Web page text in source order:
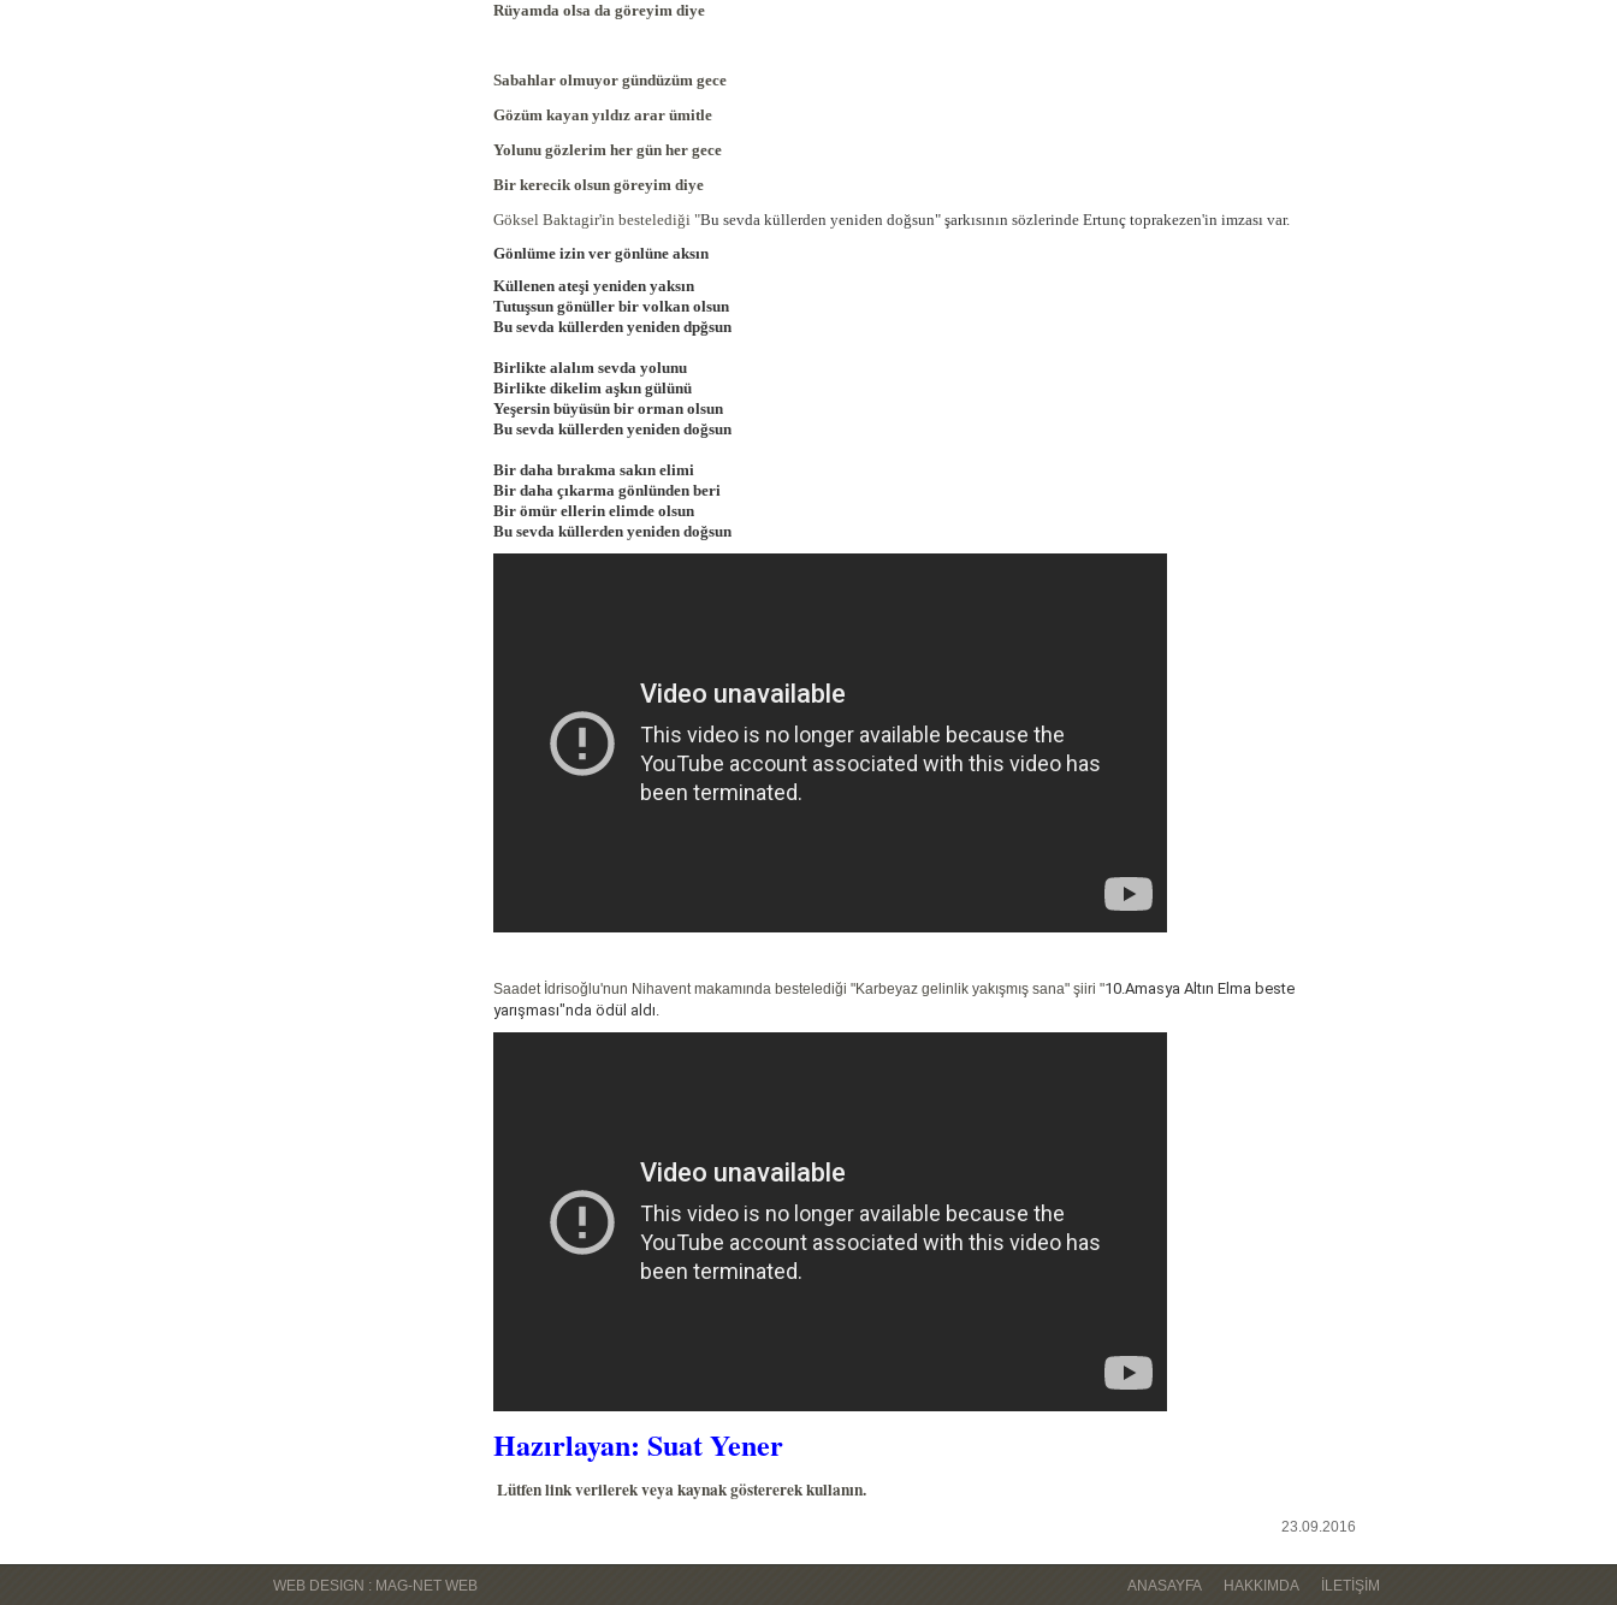
Rüyamda olsa da göreyim diye
Sabahlar olmuyor gündüzüm gece
Gözüm kayan yıldız arar ümitle
Yolunu gözlerim her gün her gece
Bir kerecik olsun göreyim diye
Göksel Baktagir'in bestelediği "Bu sevda küllerden yeniden doğsun" şarkısının sözlerinde Ertunç toprakezen'in imzası var.
Gönlüme izin ver gönlüne aksın
Küllenen ateşi yeniden yaksın
Tutuşsun gönüller bir volkan olsun
Bu sevda küllerden yeniden dpğsun
Birlikte alalım sevda yolunu
Birlikte dikelim aşkın gülünü
Yeşersin büyüsün bir orman olsun
Bu sevda küllerden yeniden doğsun
Bir daha bırakma sakın elimi
Bir daha çıkarma gönlünden beri
Bir ömür ellerin elimde olsun
Bu sevda küllerden yeniden doğsun
Saadet İdrisoğlu'nun Nihavent makamında bestelediği "Karbeyaz gelinlik yakışmış sana" şiiri "10.Amasya Altın Elma beste
yarışması"nda ödül aldı.
Hazırlayan: Suat Yener
Lütfen link verilerek veya kaynak göstererek kullanın.
23.09.2016
WEB DESIGN : MAG-NET WEB ANASAYFA HAKKIMDA İLETIŞIM